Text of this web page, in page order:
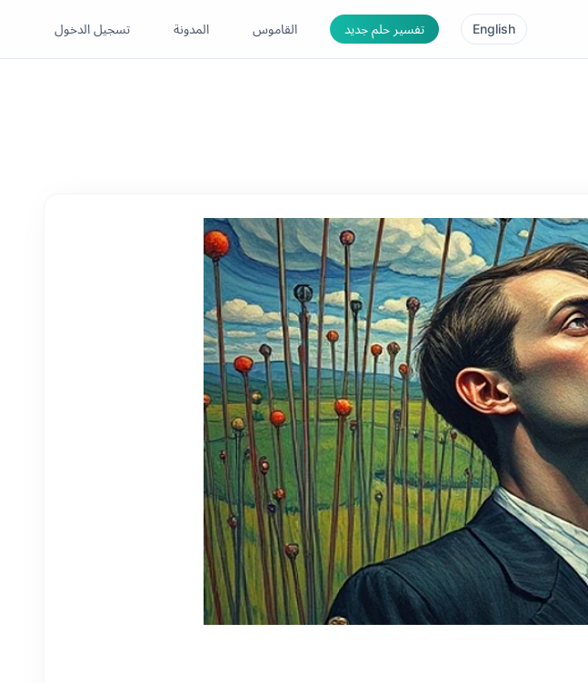
English تفسير حلم جديد القاموس المدونة تسجيل الدخول